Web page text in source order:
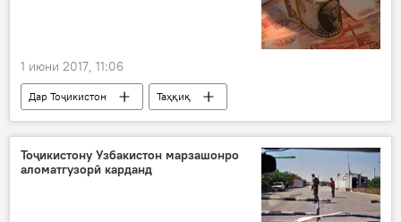
1 июни 2017, 11:06
Дар Тоҷикистон
Таҳқиқ
Ҳамаи хабарҳо
қарздиҳӣ
Тоҷикистону Узбакистон марзашонро
аломатгузорӣ карданд